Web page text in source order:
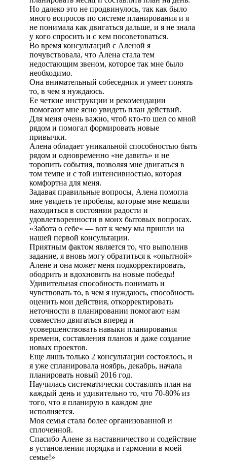
Но далеко это не продвинулось, так как было
много вопросов по системе планирования и я
не понимала как двигаться дальше, и я не знала
у кого спросить и с кем посоветоваться.
Во время консультаций с Аленой я
почувствовала, что Алена стала тем
недостающим звеном, которое так мне было
необходимо.
Она внимательный собеседник и умеет понять
то, в чем я нуждаюсь.
Ее четкие инструкции и рекомендации
помогают мне ясно увидеть план действий.
Для меня очень важно, чтоб кто-то шел со мной
рядом и помогал формировать новые
привычки.
Алена обладает уникальной способностью быть
рядом и одновременно «не давить» и не
торопить события, позволяя мне двигаться в
том темпе и с той интенсивностью, которая
комфортна для меня.
Задавая правильные вопросы, Алена помогла
мне увидеть те пробелы, которые мне мешали
находиться в состоянии радости и
удовлетворенности в моих бытовых вопросах.
«Забота о себе» — вот к чему мы пришли на
нашей первой консультации.
Приятным фактом является то, что выполнив
задание, я вновь могу обратиться к «опытной»
Алене и она может меня подкорректировать,
ободрить и вдохновить на новые победы!
Удивительная способность понимать и
чувствовать то, в чем я нуждаюсь, способность
оценить мои действия, откорректировать
неточности в планировании помогают нам
совместно двигаться вперед и
усовершенствовать навыки планирования
времени, составления планов и даже создание
новых проектов.
Еще лишь только 2 консультации состоялось, и
я уже спланировала ноябрь, декабрь, начала
планировать новый 2016 год.
Научилась систематически составлять план на
каждый день и удивительно то, что 70-80% из
того, что я планирую в каждом дне
исполняется.
Моя семья стала более организованной и
сплоченной.
Спасибо Алене за наставничество и содействие
в установлении порядка и гармонии в моей
семье!»